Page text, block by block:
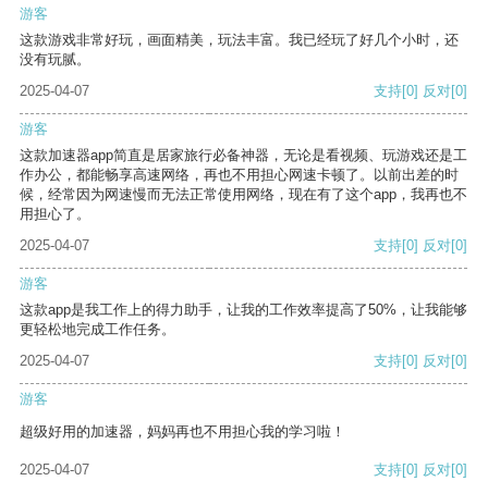
游客
这款游戏非常好玩，画面精美，玩法丰富。我已经玩了好几个小时，还
没有玩腻。
2025-04-07
支持[0] 反对[0]
游客
这款加速器app简直是居家旅行必备神器，无论是看视频、玩游戏还是工
作办公，都能畅享高速网络，再也不用担心网速卡顿了。以前出差的时
候，经常因为网速慢而无法正常使用网络，现在有了这个app，我再也不
用担心了。
2025-04-07
支持[0] 反对[0]
游客
这款app是我工作上的得力助手，让我的工作效率提高了50%，让我能够
更轻松地完成工作任务。
2025-04-07
支持[0] 反对[0]
游客
超级好用的加速器，妈妈再也不用担心我的学习啦！
2025-04-07 支持[0] 反对[0]